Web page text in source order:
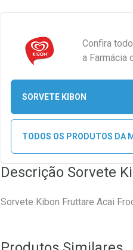
Confira
a Farmácia
SORVETE KIBON
TODOS OS PRODUTOS DA
Descrição Sorvete
Sorvete Kibon Fruttare Acai